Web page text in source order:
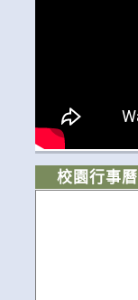
校園行事曆